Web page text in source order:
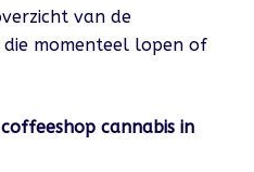
van de
momenteel lopen of
cannabis in